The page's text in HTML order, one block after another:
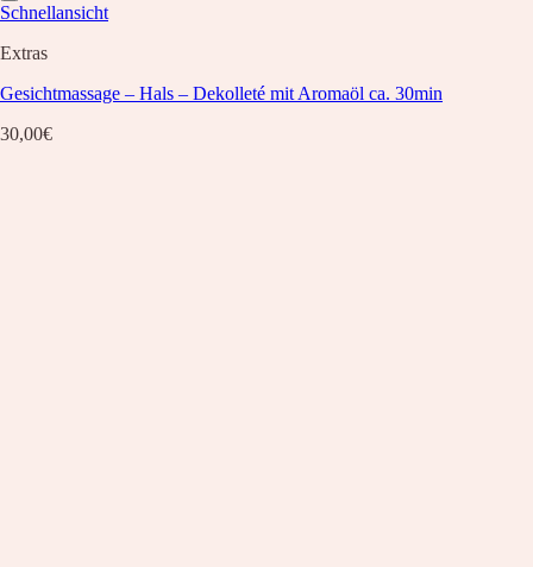
Schnellansicht
Extras
Gesichtmassage – Hals – Dekolleté mit Aromaöl ca. 30min
30,00€